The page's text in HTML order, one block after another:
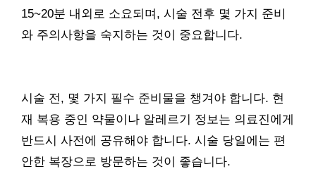
15~20분 내외로 소요되며, 시술 전후 몇 가지 준비
와 주의사항을 숙지하는 것이 중요합니다.
시술 전, 몇 가지 필수 준비물을 챙겨야 합니다. 현
재 복용 중인 약물이나 알레르기 정보는 의료진에게
반드시 사전에 공유해야 합니다. 시술 당일에는 편
안한 복장으로 방문하는 것이 좋습니다.